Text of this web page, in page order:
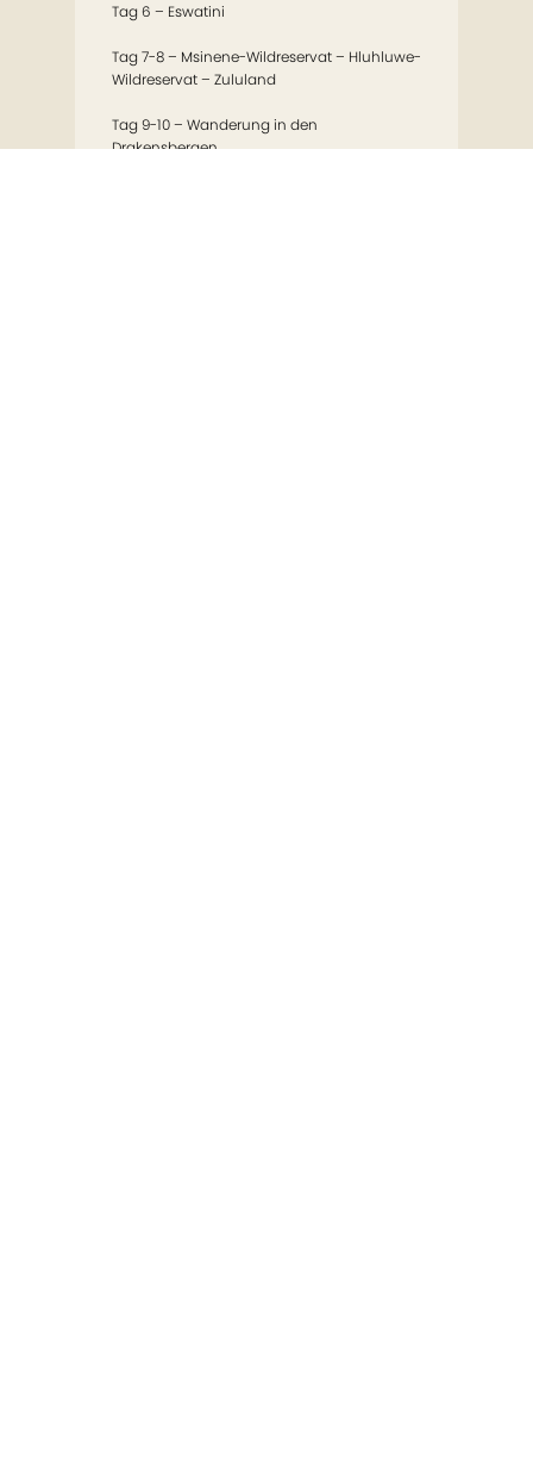
Tag 6 – Eswatini
Tag 7-8 – Msinene-Wildreservat – Hluhluwe-
Wildreservat – Zululand
Tag 9-10 – Wanderung in den
Drakensbergen